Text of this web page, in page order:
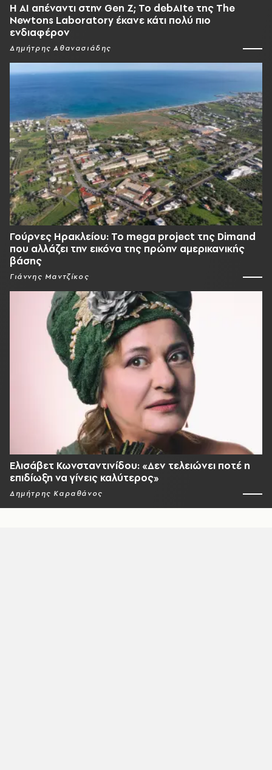
Η AI απέναντι στην Gen Z; Το debAIte της The
Newtons Laboratory έκανε κάτι πολύ πιο
ενδιαφέρον
Δημήτρης Αθανασιάδης
Γούρνες Ηρακλείου: To mega project της Dimand
που αλλάζει την εικόνα της πρώην αμερικανικής
βάσης
Γιάννης Μαντζίκος
Ελισάβετ Κωνσταντινίδου: «Δεν τελειώνει ποτέ η
επιδίωξη να γίνεις καλύτερος»
Δημήτρης Καραθάνος